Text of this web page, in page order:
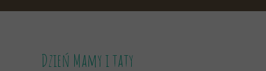
Dzień Mamy i taty